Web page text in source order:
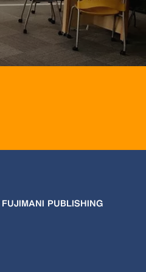
FUJIMANI PUBLISHING